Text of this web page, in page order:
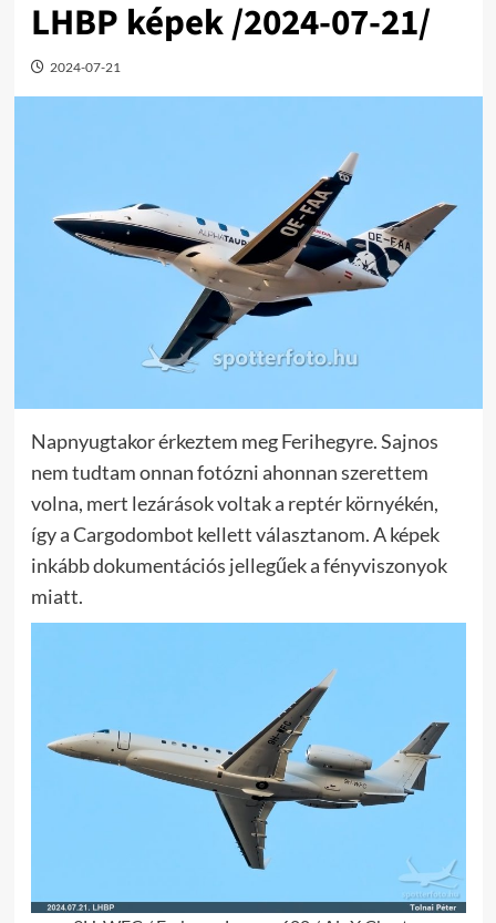
LHBP képek /2024-07-21/
2024-07-21
Napnyugtakor érkeztem meg Ferihegyre. Sajnos
nem tudtam onnan fotózni ahonnan szerettem
volna, mert lezárások voltak a reptér környékén,
így a Cargodombot kellett választanom. A képek
inkább dokumentációs jellegűek a fényviszonyok
miatt.